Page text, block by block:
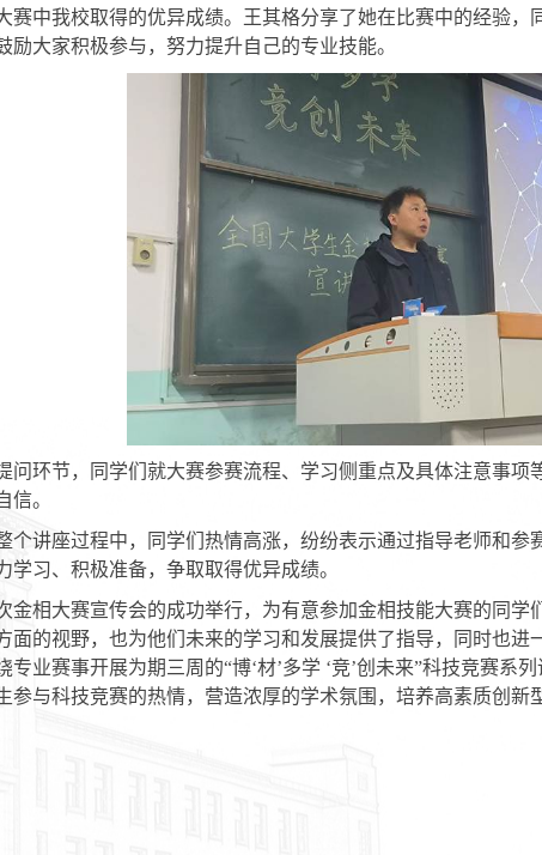
赛中我校取得的优异成绩。王其格分享了她在比赛中的经验，
励大家积极参与，努力提升自己的专业技能。
问环节，同学们就大赛参赛流程、学习侧重点及具体注意事
信。
个讲座过程中，同学们热情高涨，纷纷表示通过指导老师和
学习、积极准备，争取取得优异成绩。
金相大赛宣传会的成功举行，为有意参加金相技能大赛的同学
面的视野，也为他们未来的学习和发展提供了指导，同时也
专业赛事开展为期三周的“博‘材’多学 ‘竞’创未来”科技竞赛系
参与科技竞赛的热情，营造浓厚的学术氛围，培养高素质创新